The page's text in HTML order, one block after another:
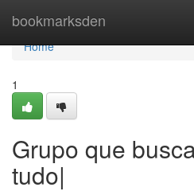
bookmarksden
Home
Home
1
Grupo que
tudo|